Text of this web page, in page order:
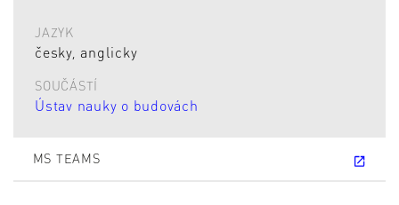
JAZYK
česky, anglicky
SOUČÁSTÍ
Ústav nauky o budovách
MS TEAMS